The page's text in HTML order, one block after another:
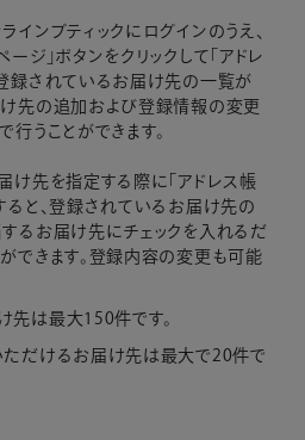
インブティックにログインのうえ、
ジ」ボタンをクリックして「アドレ
録されているお届け先の一覧が
け先の追加および登録情報の変更
行うことができます。
け先を指定する際に「アドレス帳
ると、登録されているお届け先の
るお届け先にチェックを入れるだ
できます。登録内容の変更も可能
先は最大150件です。
だけるお届け先は最大で20件で